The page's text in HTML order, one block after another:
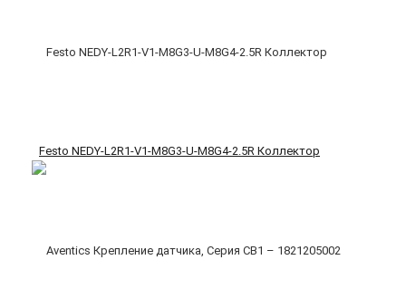
Festo NEDY-L2R1-V1-M8G3-U-M8G4-2.5R Коллектор